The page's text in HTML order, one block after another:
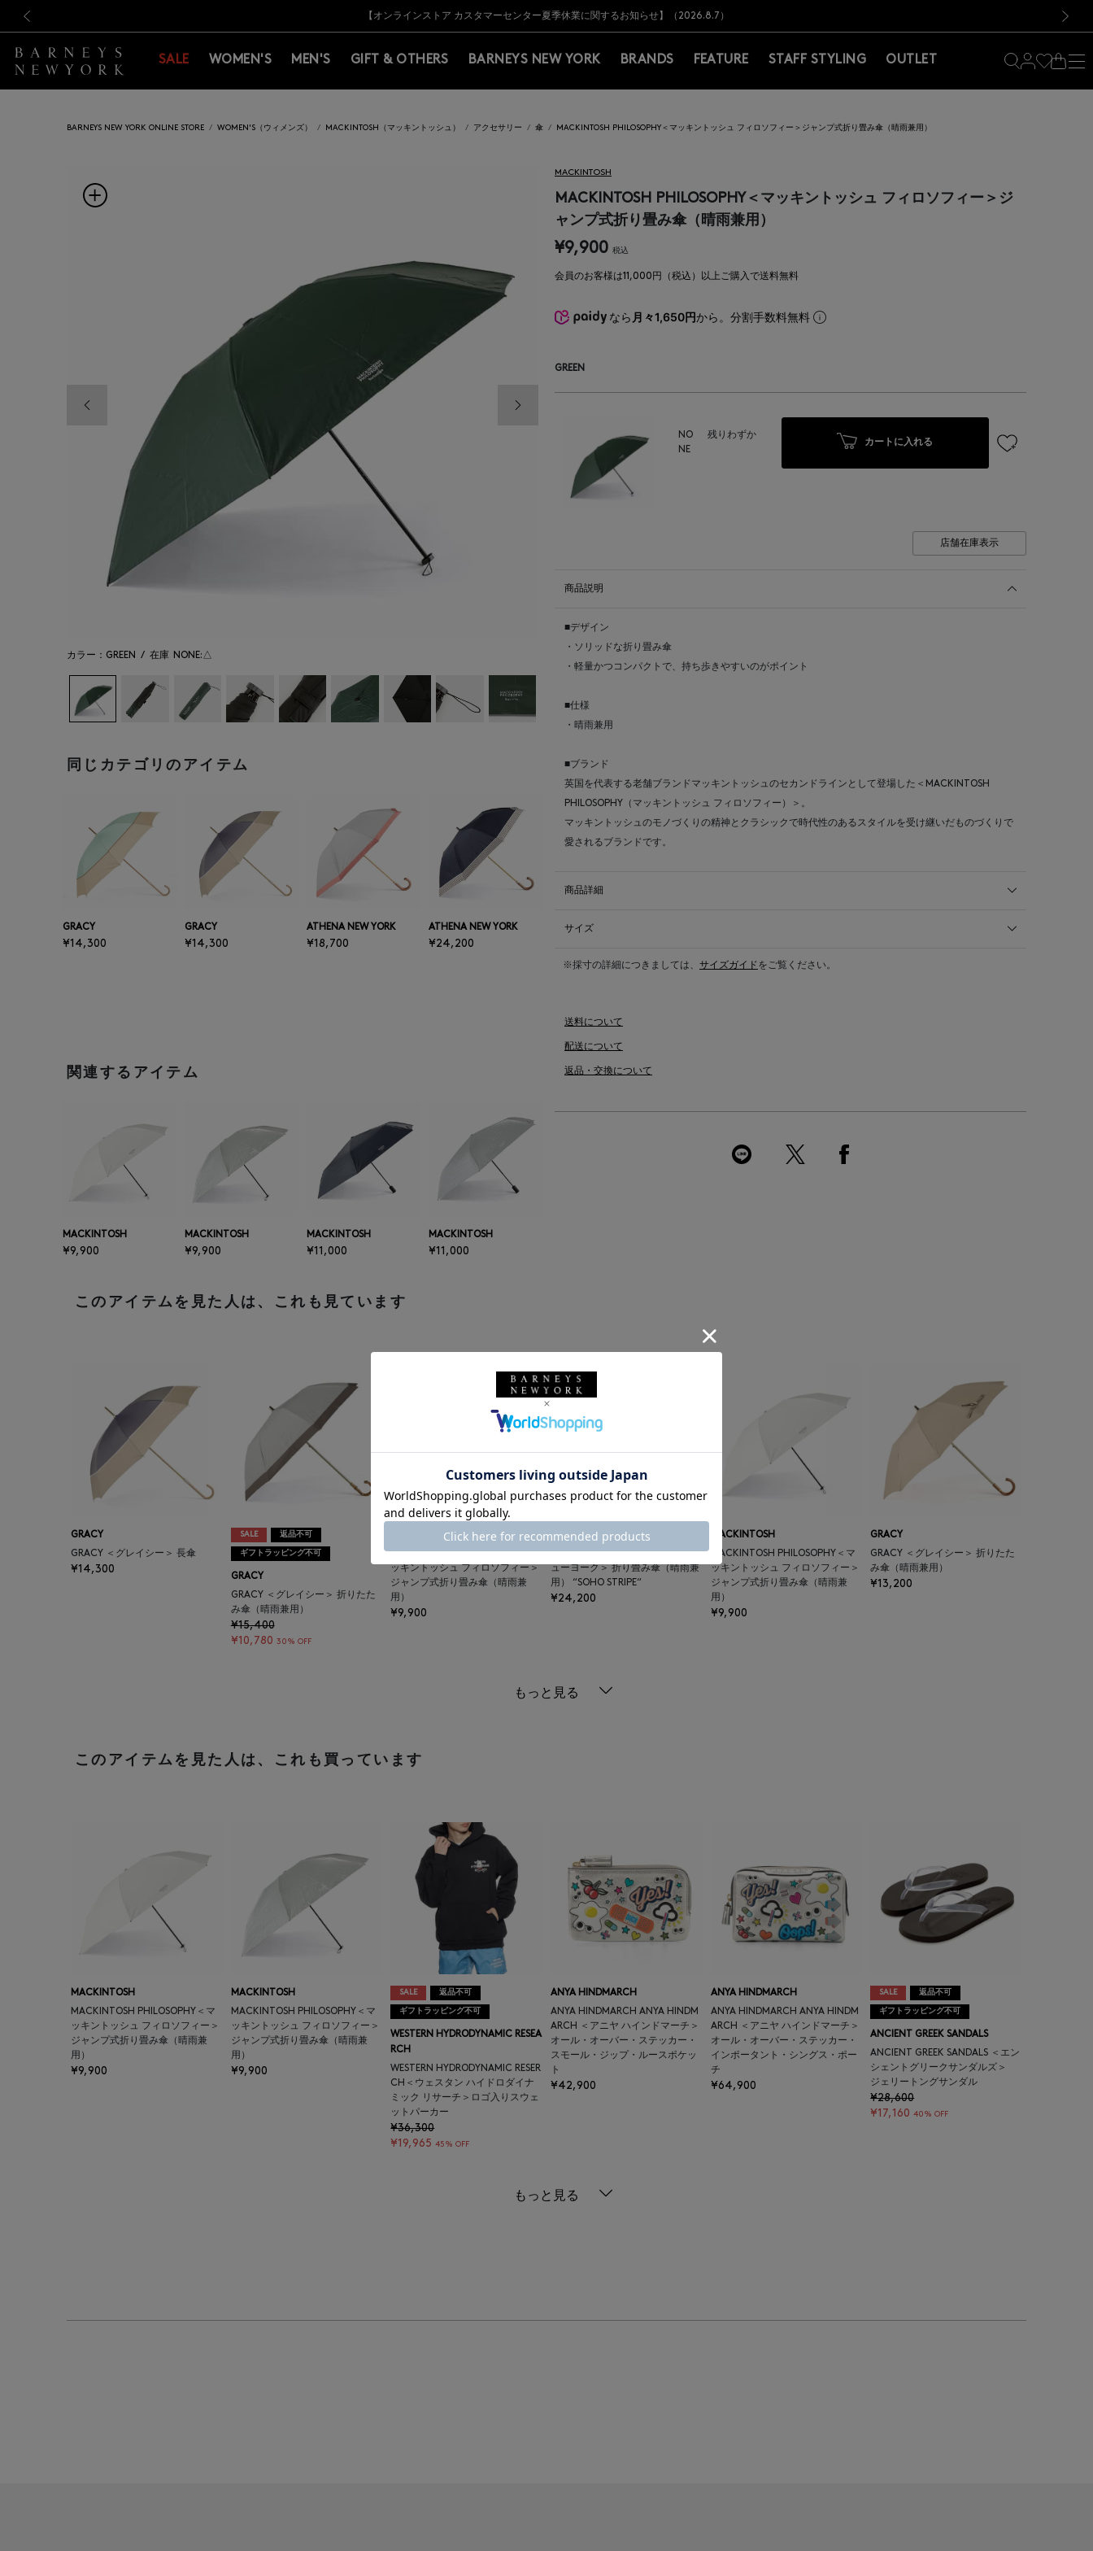
新規登録のお客様も対象！＜MY BARNEYS＞会員のお客様は11,000円（税込）以上のお買上げで常時送料無料！お買い物の際は会員登録を！
【夏季休業に伴う出荷一時停止のお知らせ】(2026.8.7)
【オンラインストア カスタマーセンター夏季休業に関するお知らせ】（2026.8.7）
【夏季休業に伴う返品・交換承り一時停止のお知らせ】（2026.8.5）
熊本県を中心とした地震の影響によるお荷物のお届けについて
【開催中】SUMMER SALEのご案内・ご注意事項
新規登録のお客様も対象！＜MY BARNEYS＞会員のお客様は11,000円（税込）以上のお買上げで常時送料無料！お買い物の際は会員登録を！
【夏季休業に伴う出荷一時停止のお知らせ】(2026.8.7)
SALE WOMEN'S MEN'S GIFT & OTHERS BARNEYS NEW YORK BRANDS FEATURE STAFF STYLING OUTLET
BARNEYS NEW YORK ONLINE STORE WOMEN'S（ウィメンズ） MACKINTOSH（マッキントッシュ） アクセサリー 傘 MACKINTOSH PHILOSOPHY＜マッキントッシュ フィロソフィー＞ジャンプ式折り畳み傘（晴雨兼用）
次の画像
カラー：GREEN / 在庫 NONE:△
同じカテゴリのアイテム
GRACY
¥14,300
GRACY
¥14,300
ATHENA NEW YORK
¥18,700
ATHENA NEW YORK
¥24,200
関連するアイテム
MACKINTOSH
¥9,900
MACKINTOSH
¥9,900
MACKINTOSH
¥11,000
MACKINTOSH
¥11,000
MACKINTOSH
MACKINTOSH PHILOSOPHY＜マッキントッシュ フィロソフィー＞ジ
ャンプ式折り畳み傘（晴雨兼用）
¥9,900 税込
会員のお客様は11,000円（税込）以上ご購入で送料無料
なら 月々1,650円から。分割手数料無料
GREEN
NO
NE
残りわずか
カートに入れる
店舗在庫表示
商品説明
■デザイン
・ソリッドな折り畳み傘
・軽量かつコンパクトで、持ち歩きやすいのがポイント
■仕様
・晴雨兼用
■ブランド
英国を代表する老舗ブランドマッキントッシュのセカンドラインとして登場した＜MACKINTOSH
PHILOSOPHY（マッキントッシュ フィロソフィー）＞。
マッキントッシュのモノづくりの精神とクラシックで時代性のあるスタイルを受け継いだものづくりで
愛されるブランドです。
商品詳細
サイズ
※採寸の詳細につきましては、 サイズガイドをご覧ください。
送料について
配送について
返品・交換について
このアイテムを見た人は、これも見ています
GRACY
GRACY ＜グレイシー＞ 長傘
¥14,300
SALE 返品不可
ギフトラッピング不可
GRACY
GRACY ＜グレイシー＞ 折りたた
み傘（晴雨兼用）
¥15,400
¥10,780 30% OFF
MACKINTOSH
MACKINTOSH PHILOSOPHY＜マ
ッキントッシュ フィロソフィー＞
ジャンプ式折り畳み傘（晴雨兼
用）
¥9,900
ATHENA NEW YORK
ATHENA NEW YORK＜アシーナ ニ
ューヨーク＞ 折り畳み傘（晴雨兼
用） “SOHO STRIPE“
¥24,200
MACKINTOSH
MACKINTOSH PHILOSOPHY＜マ
ッキントッシュ フィロソフィー＞
ジャンプ式折り畳み傘（晴雨兼
用）
¥9,900
GRACY
GRACY ＜グレイシー＞ 折りたた
み傘（晴雨兼用）
¥13,200
もっと見る
このアイテムを見た人は、これも買っています
MACKINTOSH
MACKINTOSH PHILOSOPHY＜マ
ッキントッシュ フィロソフィー＞
ジャンプ式折り畳み傘（晴雨兼
用）
¥9,900
MACKINTOSH
MACKINTOSH PHILOSOPHY＜マ
ッキントッシュ フィロソフィー＞
ジャンプ式折り畳み傘（晴雨兼
用）
¥9,900
SALE 返品不可
ギフトラッピング不可
WESTERN HYDRODYNAMIC RESEA
RCH
WESTERN HYDRODYNAMIC RESER
CH＜ウェスタン ハイドロダイナ
ミック リサーチ＞ロゴ入りスウェ
ットパーカー
¥36,300
¥19,965 45% OFF
ANYA HINDMARCH
ANYA HINDMARCH ANYA HINDM
ARCH ＜アニヤ ハインドマーチ＞
オール・オーバー・ステッカー・
スモール・ジップ・ルースポケッ
ト
¥42,900
ANYA HINDMARCH
ANYA HINDMARCH ANYA HINDM
ARCH ＜アニヤ ハインドマーチ＞
オール・オーバー・ステッカー・
インポータント・シングス・ポー
チ
¥64,900
SALE 返品不可
ギフトラッピング不可
ANCIENT GREEK SANDALS
ANCIENT GREEK SANDALS ＜エン
シェントグリークサンダルズ＞
ジェリートングサンダル
¥28,600
¥17,160 40% OFF
もっと見る